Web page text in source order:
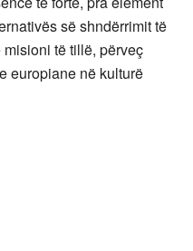
së shndërrimit të
të tillë, përveç
europiane në kulturë